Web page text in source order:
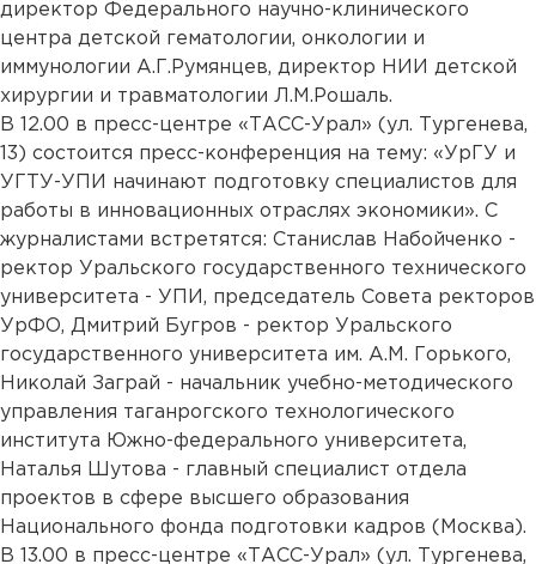
директор Федерального научно-клинического
центра детской гематологии, онкологии и
иммунологии А.Г.Румянцев, директор НИИ детской
хирургии и травматологии Л.М.Рошаль.
В 12.00 в пресс-центре «ТАСС-Урал» (ул. Тургенева,
13) состоится пресс-конференция на тему: «УрГУ и
УГТУ-УПИ начинают подготовку специалистов для
работы в инновационных отраслях экономики». С
журналистами встретятся: Станислав Набойченко -
ректор Уральского государственного технического
университета - УПИ, председатель Совета ректоров
УрФО, Дмитрий Бугров - ректор Уральского
государственного университета им. А.М. Горького,
Николай Заграй - начальник учебно-методического
управления таганрогского технологического
института Южно-федерального университета,
Наталья Шутова - главный специалист отдела
проектов в сфере высшего образования
Национального фонда подготовки кадров (Москва).
В 13.00 в пресс-центре «ТАСС-Урал» (ул. Тургенева,